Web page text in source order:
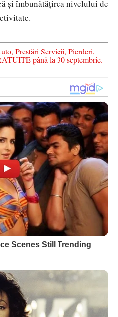
și îmbunătățirea nivelului de
Prestări Servicii, Pierderi,
până la 30 septembrie.